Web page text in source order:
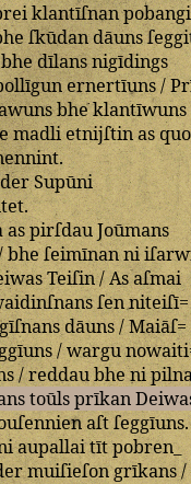
klantīſnan
ſkūdandāuns
bhe dīlansnigīdings
ernertīuns/
bheklantīwuns
madlietnijſtinas
.
Supūni
.
aspirſdauJoūmans
bheſeimīnanni
Teiſin/Asaſmai
ſenniteiſī=
dāuns/Maiāſ=
/wargu
/reddau bheni
toūls prīkan
aſtſeggīuns.
aupallaitītpobren_
muiſieſon grīkans/